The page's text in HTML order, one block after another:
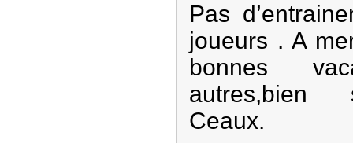
Pas
joueurs . A
bonnes
autres,bien
Ceaux.